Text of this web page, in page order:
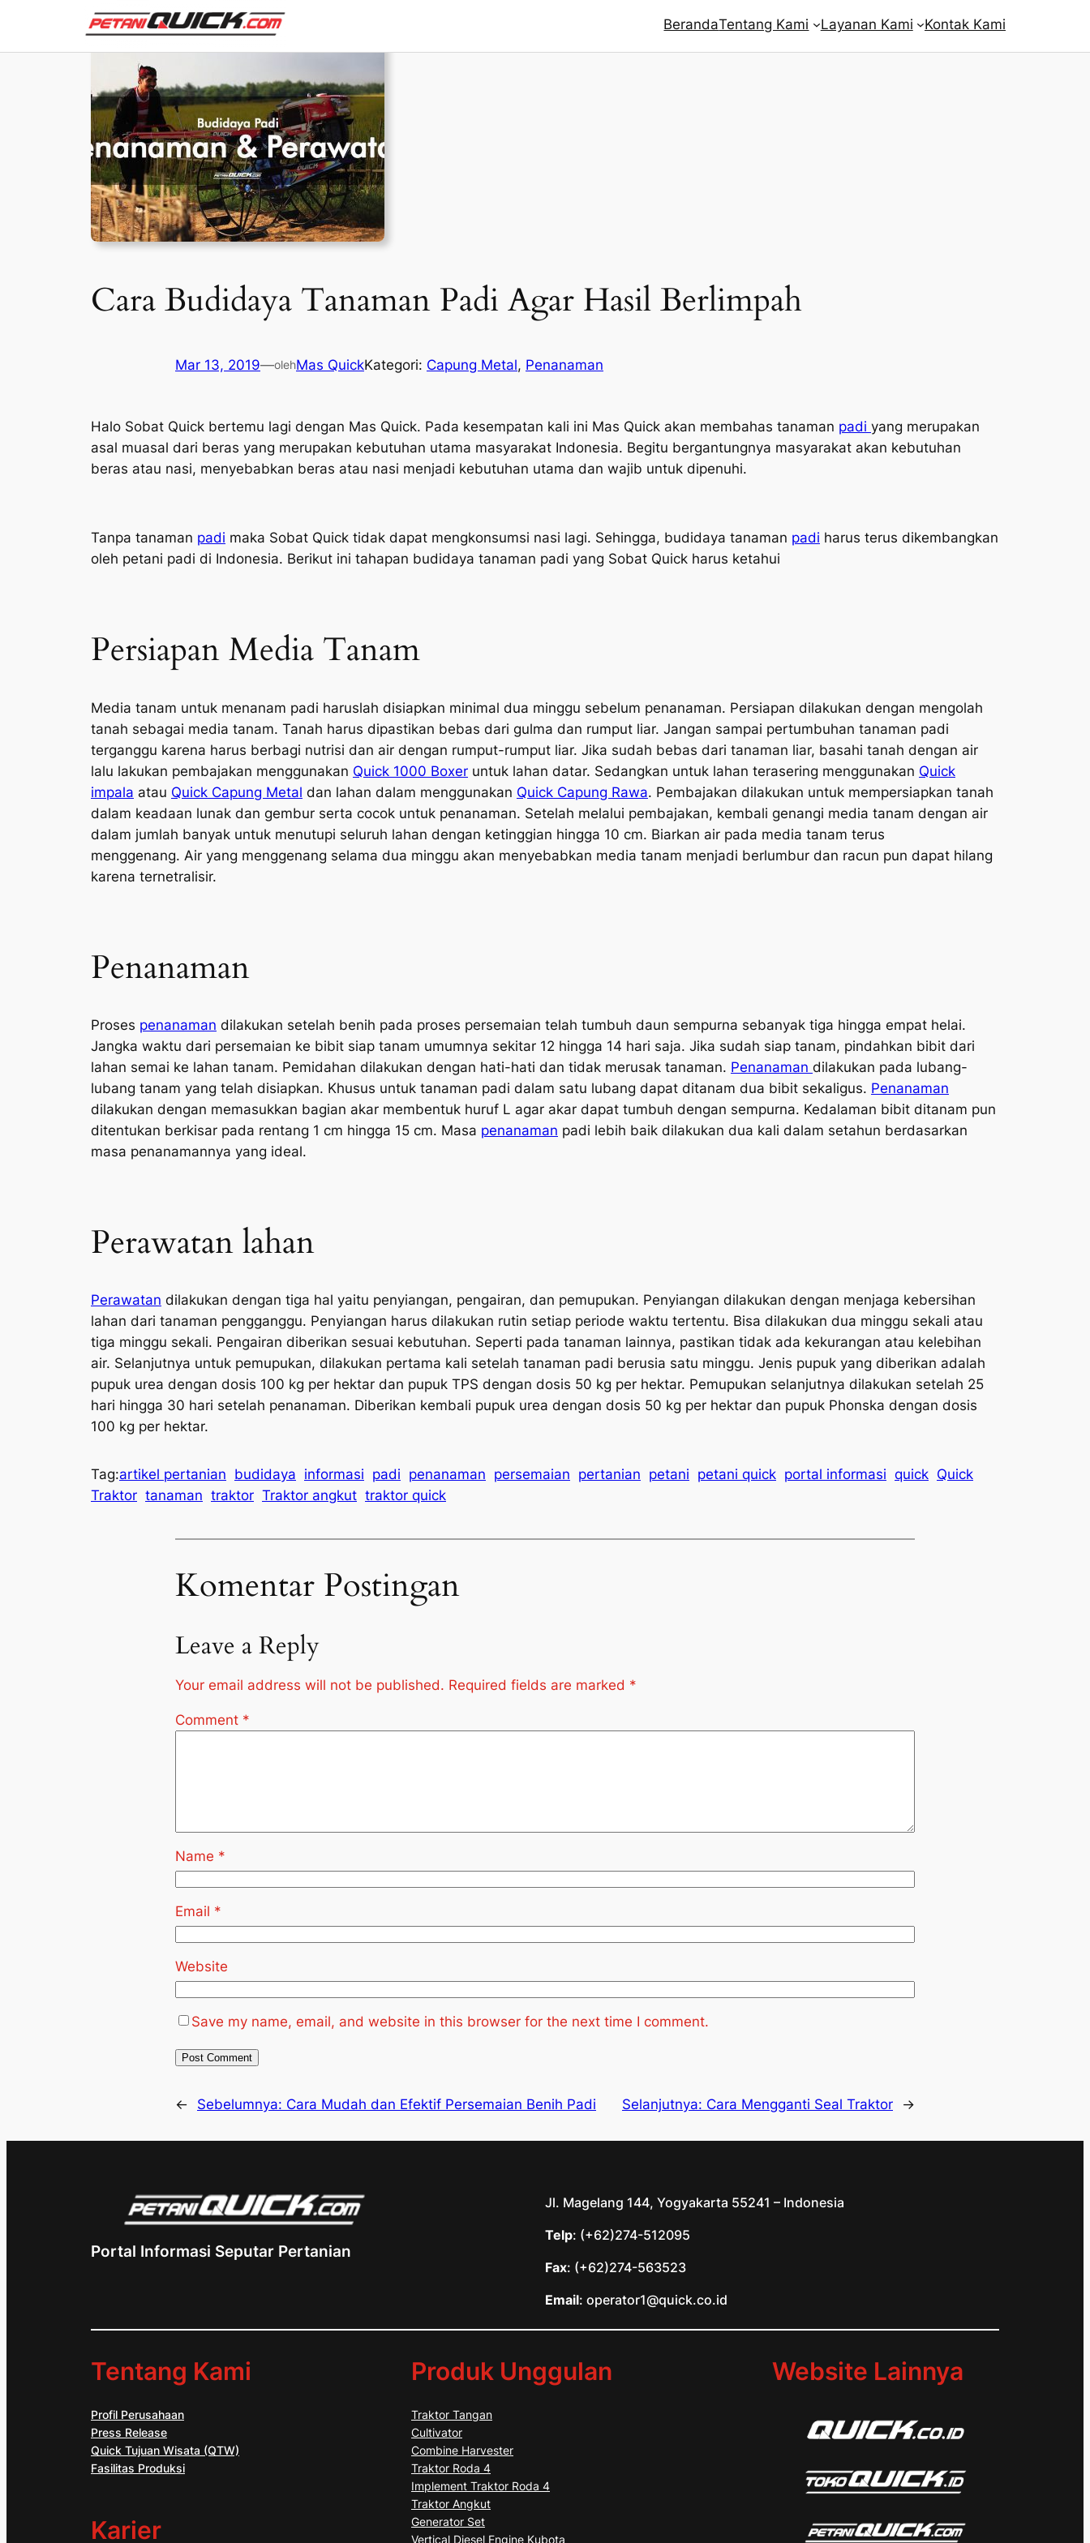
BerandaTentang Kami Layanan Kami Kontak Kami
Cara Budidaya Tanaman Padi Agar Hasil Berlimpah
Mar 13, 2019—olehMas QuickKategori: Capung Metal, Penanaman
Halo Sobat Quick bertemu lagi dengan Mas Quick. Pada kesempatan kali ini Mas Quick akan membahas tanaman padi yang merupakan
asal muasal dari beras yang merupakan kebutuhan utama masyarakat Indonesia. Begitu bergantungnya masyarakat akan kebutuhan
beras atau nasi, menyebabkan beras atau nasi menjadi kebutuhan utama dan wajib untuk dipenuhi.
Tanpa tanaman padi maka Sobat Quick tidak dapat mengkonsumsi nasi lagi. Sehingga, budidaya tanaman padi harus terus dikembangkan
oleh petani padi di Indonesia. Berikut ini tahapan budidaya tanaman padi yang Sobat Quick harus ketahui
Persiapan Media Tanam
Media tanam untuk menanam padi haruslah disiapkan minimal dua minggu sebelum penanaman. Persiapan dilakukan dengan mengolah
tanah sebagai media tanam. Tanah harus dipastikan bebas dari gulma dan rumput liar. Jangan sampai pertumbuhan tanaman padi
terganggu karena harus berbagi nutrisi dan air dengan rumput-rumput liar. Jika sudah bebas dari tanaman liar, basahi tanah dengan air
lalu lakukan pembajakan menggunakan Quick 1000 Boxer untuk lahan datar. Sedangkan untuk lahan terasering menggunakan Quick
impala atau Quick Capung Metal dan lahan dalam menggunakan Quick Capung Rawa. Pembajakan dilakukan untuk mempersiapkan tanah
dalam keadaan lunak dan gembur serta cocok untuk penanaman. Setelah melalui pembajakan, kembali genangi media tanam dengan air
dalam jumlah banyak untuk menutupi seluruh lahan dengan ketinggian hingga 10 cm. Biarkan air pada media tanam terus
menggenang. Air yang menggenang selama dua minggu akan menyebabkan media tanam menjadi berlumbur dan racun pun dapat hilang
karena ternetralisir.
Penanaman
Proses penanaman dilakukan setelah benih pada proses persemaian telah tumbuh daun sempurna sebanyak tiga hingga empat helai.
Jangka waktu dari persemaian ke bibit siap tanam umumnya sekitar 12 hingga 14 hari saja. Jika sudah siap tanam, pindahkan bibit dari
lahan semai ke lahan tanam. Pemidahan dilakukan dengan hati-hati dan tidak merusak tanaman. Penanaman dilakukan pada lubang-
lubang tanam yang telah disiapkan. Khusus untuk tanaman padi dalam satu lubang dapat ditanam dua bibit sekaligus. Penanaman
dilakukan dengan memasukkan bagian akar membentuk huruf L agar akar dapat tumbuh dengan sempurna. Kedalaman bibit ditanam pun
ditentukan berkisar pada rentang 1 cm hingga 15 cm. Masa penanaman padi lebih baik dilakukan dua kali dalam setahun berdasarkan
masa penanamannya yang ideal.
Perawatan lahan
Perawatan dilakukan dengan tiga hal yaitu penyiangan, pengairan, dan pemupukan. Penyiangan dilakukan dengan menjaga kebersihan
lahan dari tanaman pengganggu. Penyiangan harus dilakukan rutin setiap periode waktu tertentu. Bisa dilakukan dua minggu sekali atau
tiga minggu sekali. Pengairan diberikan sesuai kebutuhan. Seperti pada tanaman lainnya, pastikan tidak ada kekurangan atau kelebihan
air. Selanjutnya untuk pemupukan, dilakukan pertama kali setelah tanaman padi berusia satu minggu. Jenis pupuk yang diberikan adalah
pupuk urea dengan dosis 100 kg per hektar dan pupuk TPS dengan dosis 50 kg per hektar. Pemupukan selanjutnya dilakukan setelah 25
hari hingga 30 hari setelah penanaman. Diberikan kembali pupuk urea dengan dosis 50 kg per hektar dan pupuk Phonska dengan dosis
100 kg per hektar.
Tag:artikel pertanian budidaya informasi padi penanaman persemaian pertanian petani petani quick portal informasi quick Quick
Traktor tanaman traktor Traktor angkut traktor quick
Komentar Postingan
Leave a Reply
Your email address will not be published. Required fields are marked *
Comment *
Name *
Email *
Website
Save my name, email, and website in this browser for the next time I comment.
← Sebelumnya: Cara Mudah dan Efektif Persemaian Benih Padi Selanjutnya: Cara Mengganti Seal Traktor →
Portal Informasi Seputar Pertanian
Jl. Magelang 144, Yogyakarta 55241 – Indonesia
Telp: (+62)274-512095
Fax: (+62)274-563523
Email: operator1@quick.co.id
Tentang Kami
Profil Perusahaan
Press Release
Quick Tujuan Wisata (QTW)
Fasilitas Produksi
Karier
Produk Unggulan
Traktor Tangan
Cultivator
Combine Harvester
Traktor Roda 4
Implement Traktor Roda 4
Traktor Angkut
Generator Set
Vertical Diesel Engine Kubota
Website Lainnya